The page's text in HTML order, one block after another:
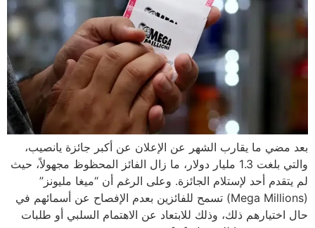
بعد مضي ما يقارب الشهر عن الإعلان عن أكبر جائزة يانصيب،
والتي بلغت 1.3 مليار دولار، ما زال الفائز المحظوظ مجهولاً، حيث
لم يتقدم أحد لإستلام الجائزة. وعلى الرغم أن “ميغا مليونز”
(Mega Millions) تسمح للفائزين بعدم الإفصاح عن أسمائهم في
حال اختيارهم ذلك، وذلك للابتعاد عن الاهتمام السلبي أو طلبات